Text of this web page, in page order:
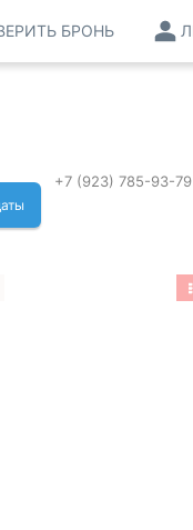
БРОНЬ
+7 (923) 785-93-79